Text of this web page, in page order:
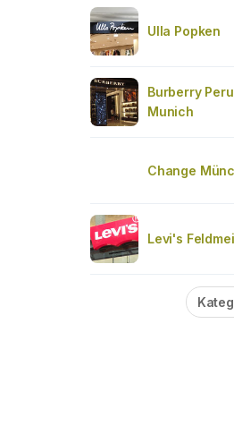
Ulla Popken
Burberry
Munich
Change
Levi's